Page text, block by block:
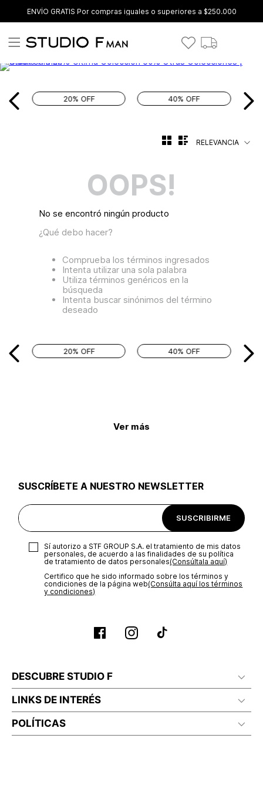
ENVÍO GRATIS Por compras iguales o superiores a $250.000
20% OFF 40% OFF
RELEVANCIA
OOPS!
No se encontró ningún producto
¿Qué debo hacer?
Comprueba los términos ingresados
Intenta utilizar una sola palabra
Utiliza términos genéricos en la
búsqueda
Intenta buscar sinónimos del término
deseado
20% OFF 40% OFF
Ver más
SUSCRÍBETE A NUESTRO NEWSLETTER
SUSCRIBIRME
Sí autorizo a STF GROUP S.A. el tratamiento de mis datos
personales, de acuerdo a las finalidades de su política
de tratamiento de datos personales‎(Consúltala aquí)
Certifico que he sido informado sobre los términos y
condiciones de la página web‎(Consúlta aquí los términos
y condiciones)
DESCUBRE STUDIO F
LINKS DE INTERÉS
POLÍTICAS